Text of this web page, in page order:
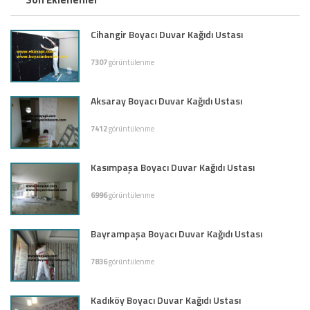
Cihangir Boyacı Duvar Kağıdı Ustası
7307görüntülenme
Aksaray Boyacı Duvar Kağıdı Ustası
7412görüntülenme
Kasımpaşa Boyacı Duvar Kağıdı Ustası
6996görüntülenme
Bayrampaşa Boyacı Duvar Kağıdı Ustası
7836görüntülenme
Kadıköy Boyacı Duvar Kağıdı Ustası